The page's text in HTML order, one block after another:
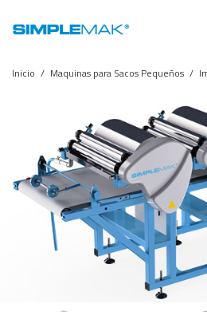
Inicio / Maquinas para Sacos Pequeños /